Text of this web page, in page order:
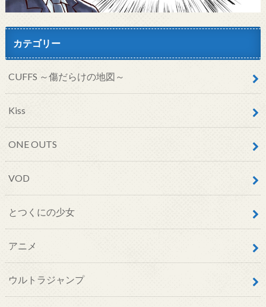
カテゴリー
CUFFS ～傷だらけの地図～
Kiss
ONE OUTS
VOD
とつくにの少女
アニメ
ウルトラジャンプ